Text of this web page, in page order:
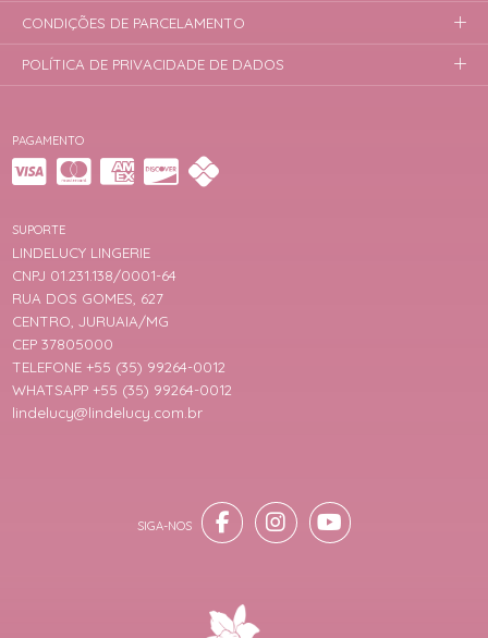
PAGAMENTO
SUPORTE
LINDELUCY LINGERIE
CNPJ 01.231.138/0001-64
RUA DOS GOMES, 627
CENTRO, JURUAIA/MG
CEP 37805000
TELEFONE +55 (35) 99264-0012
WHATSAPP +55 (35) 99264-0012
lindelucy@lindelucy.com.br
CONDIÇÕES DE PARCELAMENTO
POLÍTICA DE PRIVACIDADE DE DADOS